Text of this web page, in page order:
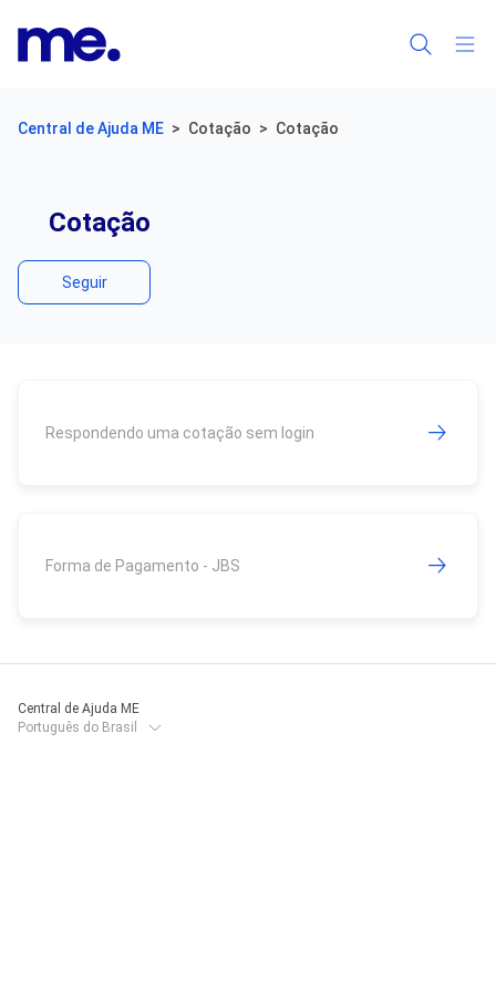
Central de Ajuda ME Cotação Cotação
Cotação
Seguir
Respondendo uma cotação sem login
Forma de Pagamento - JBS
Central de Ajuda ME
Português do Brasil